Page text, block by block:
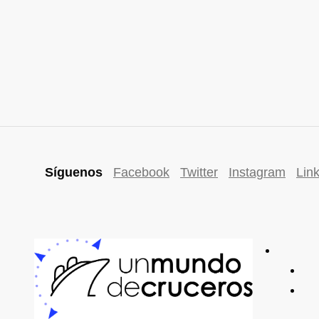
Síguenos Facebook Twitter Instagram